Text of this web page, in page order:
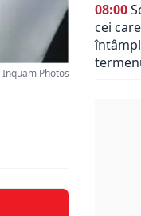
Inquam Photos
08:00
cei